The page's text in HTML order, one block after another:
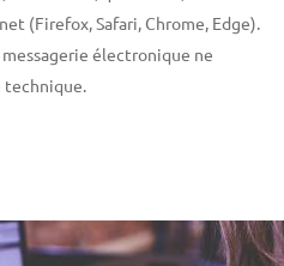
(Firefox, Safari, Chrome, Edge).
messagerie électronique ne
technique.